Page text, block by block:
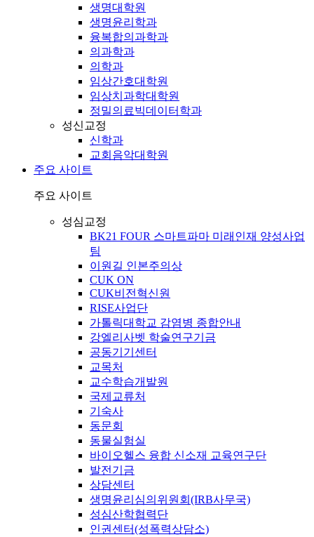
생명대학원
생명윤리학과
융복합의과학과
의과학과
의학과
임상간호대학원
임상치과학대학원
정밀의료빅데이터학과
성신교정
신학과
교회음악대학원
주요 사이트
주요 사이트
성심교정
BK21 FOUR 스마트파마 미래인재 양성사업
팀
이원길 인본주의상
CUK ON
CUK비전혁신원
RISE사업단
가톨릭대학교 감염병 종합안내
강엘리사벳 학술연구기금
공동기기센터
교목처
교수학습개발원
국제교류처
기숙사
동문회
동물실험실
바이오헬스 융합 신소재 교육연구단
발전기금
상담센터
생명윤리심의위원회(IRB사무국)
성심산학협력단
인권센터(성폭력상담소)